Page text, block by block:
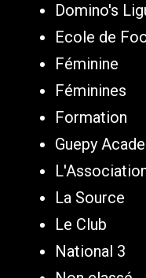
Domino's
Ecole de
Féminine
Féminines
Formation
Guepy
La Source
Le Club
National 3